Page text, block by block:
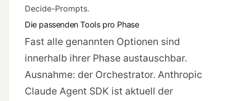
Decide-Prompts.
Die passenden Tools pro Phase
Fast alle genannten Optionen sind
innerhalb ihrer Phase austauschbar.
Ausnahme: der Orchestrator. Anthropic
Claude Agent SDK ist aktuell der